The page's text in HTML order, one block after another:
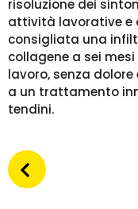
risoluzione dei
attività lavorative e
consigliata una
collagene a sei
lavoro, senza
a un trattamento
tendini.
P
o